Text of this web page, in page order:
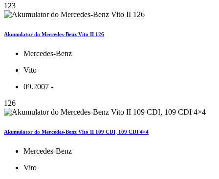
123
Akumulator do Mercedes-Benz Vito II 126
Mercedes-Benz
Vito
09.2007 -
126
Akumulator do Mercedes-Benz Vito II 109 CDI, 109 CDI 4×4
Mercedes-Benz
Vito